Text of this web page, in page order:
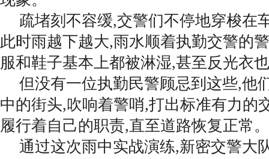
疏堵刻不容缓,交警们不停地穿梭在
此时雨越下越大,雨水顺着执勤交警的
服和鞋子基本上都被淋湿,甚至反光衣
但没有一位执勤民警顾忌到这些,他
中的街头,吹响着警哨,打出标准有力的
履行着自己的职责,直至道路恢复正常。
通过这次雨中实战演练,新密交警大